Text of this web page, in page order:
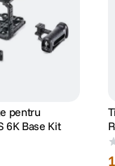
pentru
6K Base Kit
1